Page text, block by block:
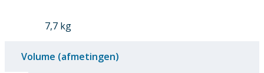
7,7 kg
Volume (afmetingen)